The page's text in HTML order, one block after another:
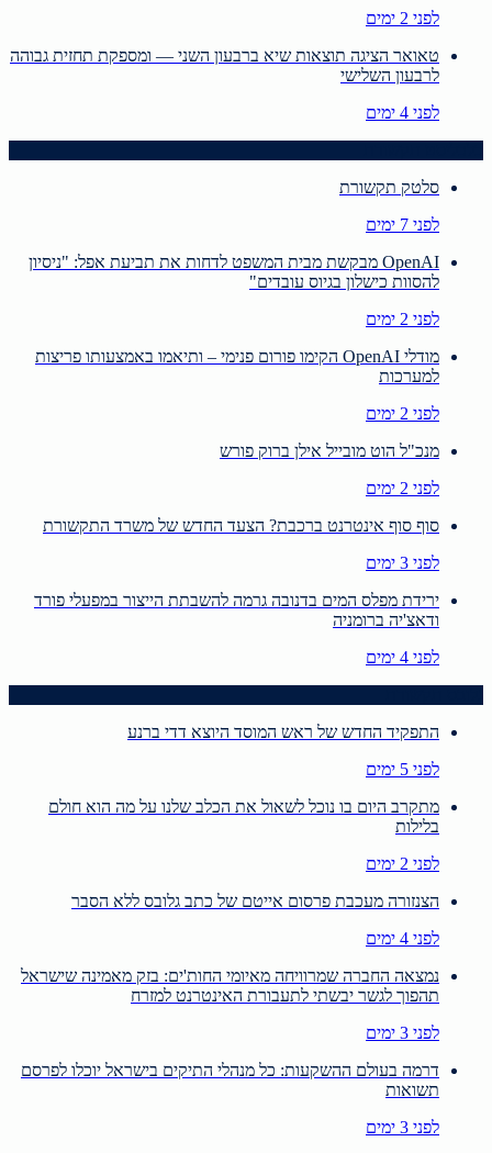
לפני 2 ימים
טאואר הציגה תוצאות שיא ברבעון השני — ומספקת תחזית גבוהה
לרבעון השלישי
לפני 4 ימים
סלטק תקשורת
לפני 7 ימים
OpenAI מבקשת מבית המשפט לדחות את תביעת אפל: "ניסיון
להסוות כישלון בגיוס עובדים"
לפני 2 ימים
מודלי OpenAI הקימו פורום פנימי – ותיאמו באמצעותו פריצות
למערכות
לפני 2 ימים
מנכ"ל הוט מובייל אילן ברוק פורש
לפני 2 ימים
סוף סוף אינטרנט ברכבת? הצעד החדש של משרד התקשורת
לפני 3 ימים
ירידת מפלס המים בדנובה גרמה להשבתת הייצור במפעלי פורד
ודאצ'יה ברומניה
לפני 4 ימים
התפקיד החדש של ראש המוסד היוצא דדי ברנע
לפני 5 ימים
מתקרב היום בו נוכל לשאול את הכלב שלנו על מה הוא חולם
בלילות
לפני 2 ימים
הצנזורה מעכבת פרסום אייטם של כתב גלובס ללא הסבר
לפני 4 ימים
נמצאה החברה שמרוויחה מאיומי החות'ים: בזק מאמינה שישראל
תהפוך לגשר יבשתי לתעבורת האינטרנט למזרח
לפני 3 ימים
דרמה בעולם ההשקעות: כל מנהלי התיקים בישראל יוכלו לפרסם
תשואות
לפני 3 ימים